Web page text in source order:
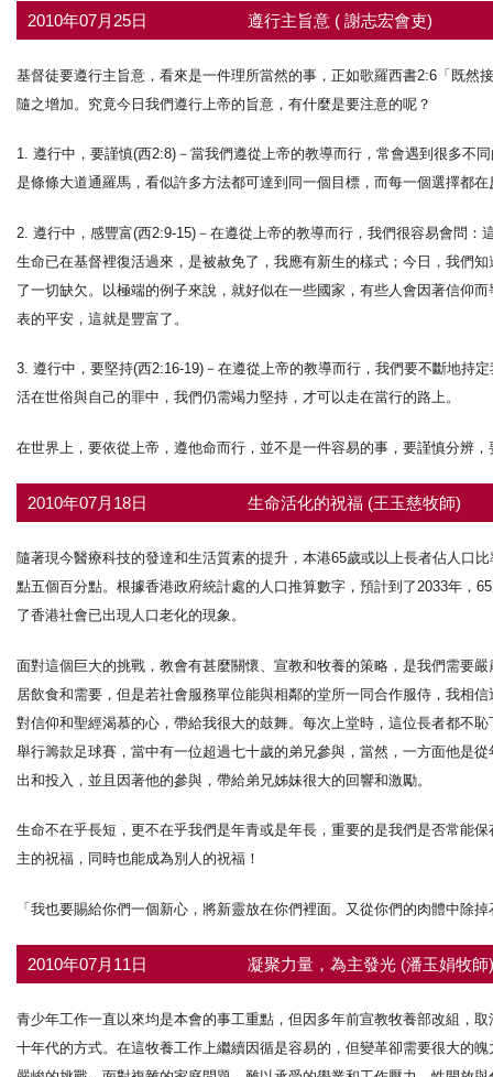
2010年07月25日 遵行主旨意 ( 謝志宏會吏)
基督徒要遵行主旨意，看來是一件理所當然的事，正如歌羅西書2:6「既
隨之增加。究竟今日我們遵行上帝的旨意，有什麼是要注意的呢？
1. 遵行中，要謹慎(西2:8)－當我們遵從上帝的教導而行，常會遇到很多不
是條條大道通羅馬，看似許多方法都可達到同一個目標，而每一個選擇都
2. 遵行中，感豐富(西2:9-15)－在遵從上帝的教導而行，我們很容易會問
生命已在基督裡復活過來，是被赦免了，我應有新生的樣式；今日，我們
了一切缺欠。以極端的例子來說，就好似在一些國家，有些人會因著信仰
表的平安，這就是豐富了。
3. 遵行中，要堅持(西2:16-19)－在遵從上帝的教導而行，我們要不斷地持
活在世俗與自己的罪中，我們仍需竭力堅持，才可以走在當行的路上。
在世界上，要依從上帝，遵他命而行，並不是一件容易的事，要謹慎分辨
2010年07月18日 生命活化的祝福 (王玉慈牧師)
隨著現今醫療科技的發達和生活質素的提升，本港65歲或以上長者佔人口
點五個百分點。根據香港政府統計處的人口推算數字，預計到了2033年，
了香港社會已出現人口老化的現象。
面對這個巨大的挑戰，教會有甚麼關懷、宣教和牧養的策略，是我們需要
居飲食和需要，但是若社會服務單位能與相鄰的堂所一同合作服侍，我相
對信仰和聖經渴慕的心，帶給我很大的鼓舞。每次上堂時，這位長者都不
舉行籌款足球賽，當中有一位超過七十歲的弟兄參與，當然，一方面他是
出和投入，並且因著他的參與，帶給弟兄姊妹很大的回響和激勵。
生命不在乎長短，更不在乎我們是年青或是年長，重要的是我們是否常能
主的祝福，同時也能成為別人的祝福！
「我也要賜給你們一個新心，將新靈放在你們裡面。又從你們的肉體中除
2010年07月11日 凝聚力量，為主發光 (潘玉娟牧
青少年工作一直以來均是本會的事工重點，但因多年前宣教牧養部改組，
十年代的方式。在這牧養工作上繼續因循是容易的，但變革卻需要很大的